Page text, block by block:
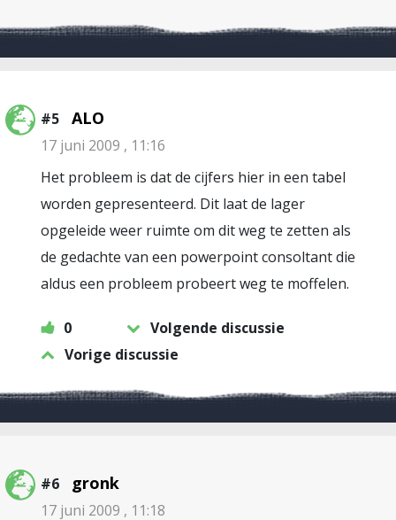
#5 ALO
17 juni 2009 , 11:16
Het probleem is dat de cijfers hier in een tabel
worden gepresenteerd. Dit laat de lager
opgeleide weer ruimte om dit weg te zetten als
de gedachte van een powerpoint consoltant die
aldus een probleem probeert weg te moffelen.
0
Volgende discussie
Vorige discussie
#6 gronk
17 juni 2009 , 11:18